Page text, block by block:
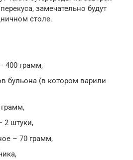
замечательно будут
столе.
400 грамм,
бульона (в котором варили
2 штуки,
– 70 грамм,